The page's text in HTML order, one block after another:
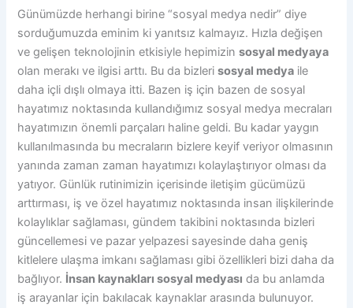
Günümüzde herhangi birine “sosyal medya nedir” diye
sorduğumuzda eminim ki yanıtsız kalmayız. Hızla değişen
ve gelişen teknolojinin etkisiyle hepimizinsosyal medyaya
olan merakı ve ilgisi arttı. Bu da bizlerisosyal medya ile
daha içli dışlı olmaya itti. Bazen iş için bazen de sosyal
hayatımız noktasında kullandığımız sosyal medya mecraları
hayatımızın önemli parçaları haline geldi. Bu kadar yaygın
kullanılmasında bu mecraların bizlere keyif veriyor olmasının
yanında zaman zaman hayatımızı kolaylaştırıyor olması da
yatıyor. Günlük rutinimizin içerisinde iletişim gücümüzü
arttırması, iş ve özel hayatımız noktasında insan ilişkilerinde
kolaylıklar sağlaması, gündem takibini noktasında bizleri
güncellemesi ve pazar yelpazesi sayesinde daha geniş
kitlelere ulaşma imkanı sağlaması gibi özellikleri bizi daha da
bağlıyor. İnsan kaynakları sosyal medyası da bu anlamda
iş arayanlar için bakılacak kaynaklar arasında bulunuyor.